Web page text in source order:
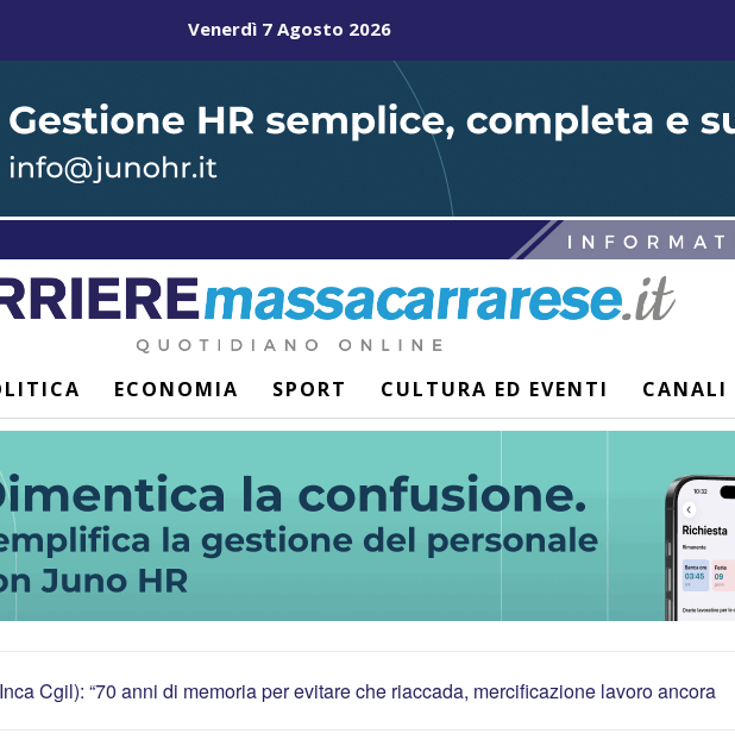
Venerdì 7 Agosto 2026
ECONOMIA SPORT CULTURA ED EVENTI CANALI
Cgil): “70 anni di memoria per evitare che riaccada, mercificazione lavoro ancora